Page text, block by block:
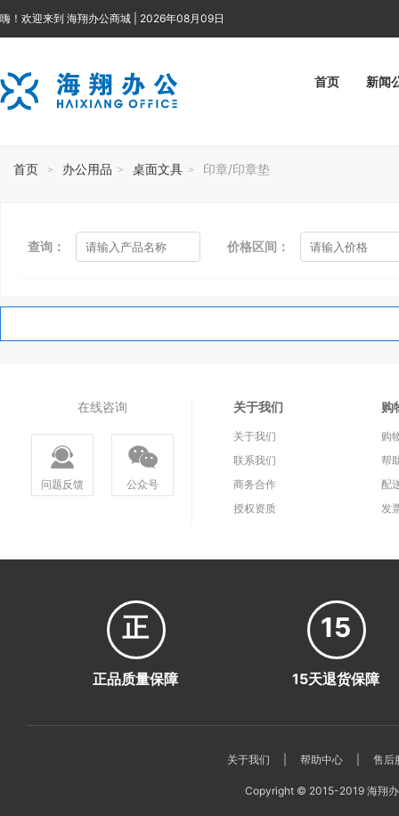
嗨！欢迎来到 海翔办公商城 | 2026年08月09日
首页 新闻
首页 > 办公用品 > 桌面文具 > 印章/印章垫
查询： 价格区间：
在线咨询
问题反馈 公众号
关于我们
关于我们
联系我们
商务合作
授权资质
购
购
帮
配
发
正
正品质量保障
15
15天退货保障
关于我们 帮助中心 售后
Copyright © 2015-2019 海翔